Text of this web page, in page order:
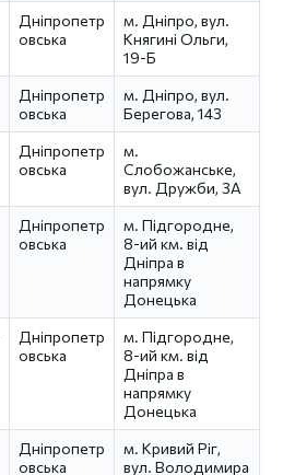
Дніпропетр
овська
м. Дніпро, вул.
Княгині Ольги,
19-Б
Дніпропетр
овська
м. Дніпро, вул.
Берегова, 143
Дніпропетр
овська
м.
Слобожанське,
вул. Дружби, 3А
Дніпропетр
овська
м. Підгородне,
8-ий км. від
Дніпра в
напрямку
Донецька
Дніпропетр
овська
м. Підгородне,
8-ий км. від
Дніпра в
напрямку
Донецька
Дніпропетр
овська
м. Кривий Ріг,
вул. Володимира